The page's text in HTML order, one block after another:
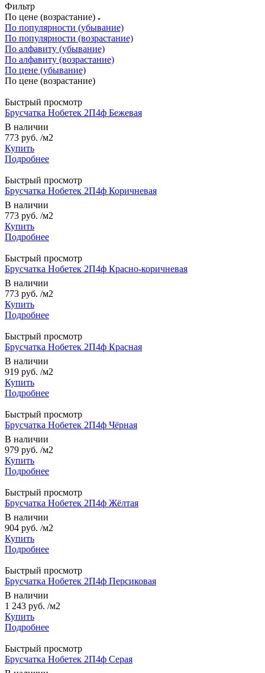
Фильтр
По цене (возрастание)
По популярности (убывание)
По популярности (возрастание)
По алфавиту (убывание)
По алфавиту (возрастание)
По цене (убывание)
По цене (возрастание)
Быстрый просмотр
Брусчатка Нобетек 2П4ф Бежевая
В наличии
773 руб. /м2
Купить
Подробнее
Быстрый просмотр
Брусчатка Нобетек 2П4ф Коричневая
В наличии
773 руб. /м2
Купить
Подробнее
Быстрый просмотр
Брусчатка Нобетек 2П4ф Красно-коричневая
В наличии
773 руб. /м2
Купить
Подробнее
Быстрый просмотр
Брусчатка Нобетек 2П4ф Красная
В наличии
919 руб. /м2
Купить
Подробнее
Быстрый просмотр
Брусчатка Нобетек 2П4ф Чёрная
В наличии
979 руб. /м2
Купить
Подробнее
Быстрый просмотр
Брусчатка Нобетек 2П4ф Жёлтая
В наличии
904 руб. /м2
Купить
Подробнее
Быстрый просмотр
Брусчатка Нобетек 2П4ф Персиковая
В наличии
1 243 руб. /м2
Купить
Подробнее
Быстрый просмотр
Брусчатка Нобетек 2П4ф Серая